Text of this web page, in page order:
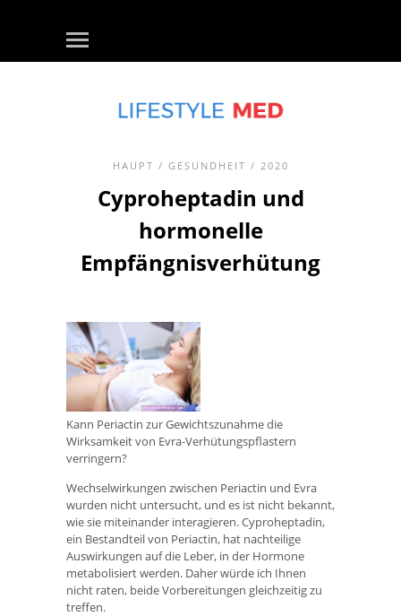
HAUPT / GESUNDHEIT / 2020
Cyproheptadin und
hormonelle
Empfängnisverhütung
Kann Periactin zur Gewichtszunahme die
Wirksamkeit von Evra-Verhütungspflastern
verringern?
Wechselwirkungen zwischen Periactin und Evra
wurden nicht untersucht, und es ist nicht bekannt,
wie sie miteinander interagieren. Cyproheptadin,
ein Bestandteil von Periactin, hat nachteilige
Auswirkungen auf die Leber, in der Hormone
metabolisiert werden. Daher würde ich Ihnen
nicht raten, beide Vorbereitungen gleichzeitig zu
treffen.